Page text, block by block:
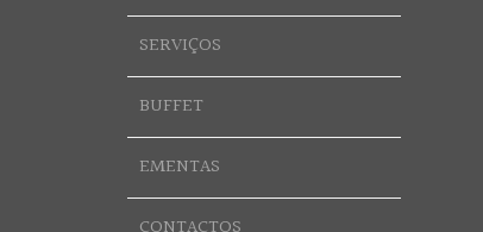
SERVIÇOS
BUFFET
EMENTAS